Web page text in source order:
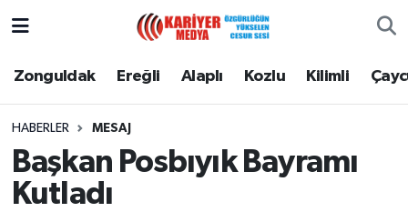
Zonguldak Ereğli Alaplı Kozlu Kilimli
HABERLER MESAJ
Başkan Posbıyık Bayramı
Kutladı
Zonguldak
Alaplı
Kozlu
Zonguldak Nöbetçi Eczaneler
Zonguldak Namaz Vakitleri
Zonguldak Trafik Yoğunluk Haritası